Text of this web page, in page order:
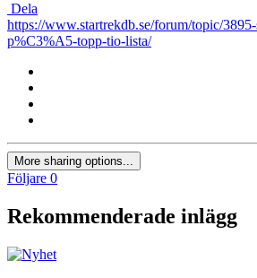
Dela
https://www.startrekdb.se/forum/topic/
p%C3%A5-topp-tio-lista/
More sharing options...
Följare 0
Rekommenderade inlägg